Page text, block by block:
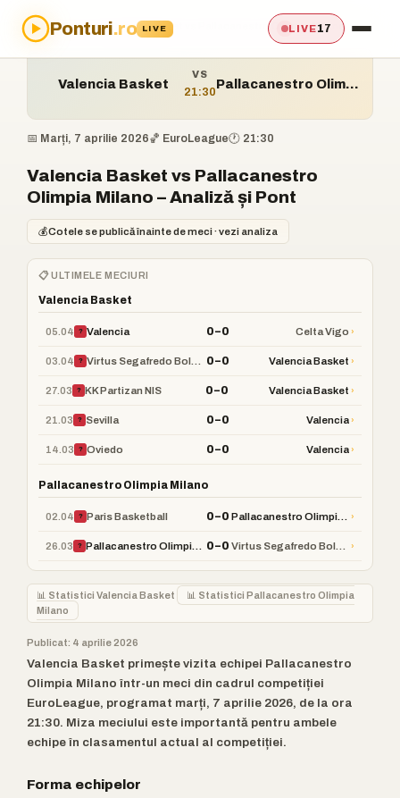
Ponturi.ro LIVE LIVE17
Acasă›Ponturi›Valencia Basket vs Pallacanestro Olimpia Milano
Valencia Basket
VS
21:30
Pallacanestro Olimpia Milano
📅 Marți, 7 aprilie 2026🏀 EuroLeague🕐 21:30
Valencia Basket vs Pallacanestro
Olimpia Milano – Analiză și Pont
💰Cotele se publică înainte de meci · vezi analiza
📋 ULTIMELE MECIURI
Valencia Basket
05.04 ? Valencia 0–0 Celta Vigo ›
03.04 ? 0–0 Valencia Basket ›
27.03 ? KK Partizan NIS 0–0 Valencia Basket ›
21.03 ? Sevilla 0–0 Valencia›
14.03 ? Oviedo 0–0 Valencia›
Pallacanestro Olimpia Milano
02.04 ? Paris Basketball 0–0 Pallacanestro Olimpia Milano ›
26.03 ? Pallacanestro Olimpia Milano 0–0 Virtus Segafredo Bologna ›
📊 Statistici Valencia Basket
📊 Statistici Pallacanestro Olimpia
Milano
Publicat: 4 aprilie 2026
Valencia Basket primește vizita echipei Pallacanestro
Olimpia Milano într-un meci din cadrul competiției
EuroLeague, programat marți, 7 aprilie 2026, de la ora
21:30. Miza meciului este importantă pentru ambele
echipe în clasamentul actual al competiției.
Forma echipelor